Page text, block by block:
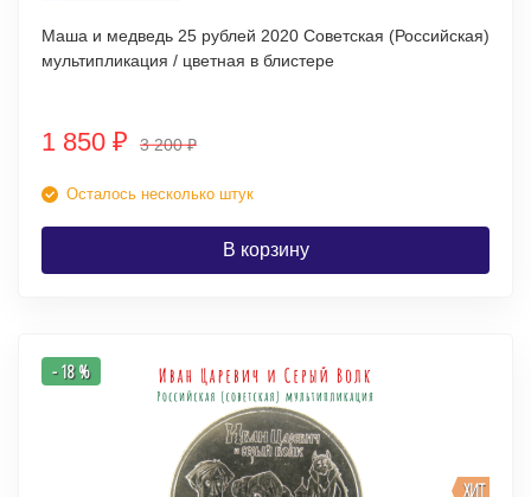
Маша и медведь 25 рублей 2020 Советская (Российская)
мультипликация / цветная в блистере
1 850 ₽ 3 200₽
Осталось несколько штук
В корзину
ХИТ
- 18 %